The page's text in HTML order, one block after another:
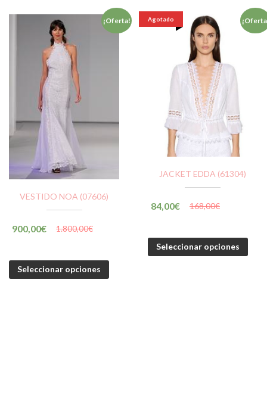
¡Oferta!
VESTIDO NOA (07606)
1.800,00€
900,00€
Seleccionar opciones
Agotado
JACKET EDDA (61304)
168,00€
84,00€
Seleccionar opciones